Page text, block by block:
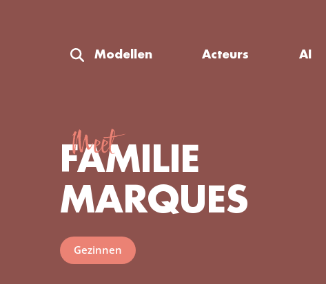
Modellen Acteurs AI
Meet
FAMILIE
MARQUES
Gezinnen